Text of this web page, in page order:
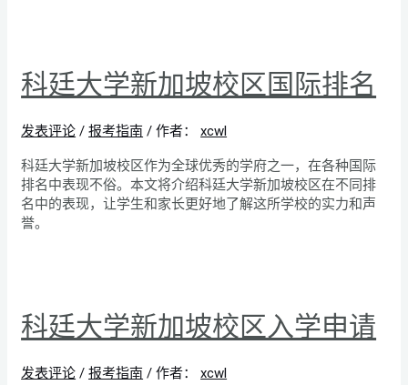
科廷大学新加坡校区国际排名
发表评论 /报考指南 / 作者： xcwl
科廷大学新加坡校区作为全球优秀的学府之一，在各种国际
排名中表现不俗。本文将介绍科廷大学新加坡校区在不同排
名中的表现，让学生和家长更好地了解这所学校的实力和声
誉。
科廷大学新加坡校区入学申请
发表评论 /报考指南 / 作者： xcwl